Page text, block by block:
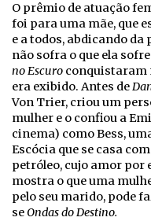
O prêmio de atuação
foi para uma mãe, que
e a todos, abdicando
não sofra o que ela
no Escuro conquistaram
era exibido. Antes de
Von Trier, criou um
mulher e o confiou a
cinema) como Bess,
Escócia que se casa
petróleo, cujo amor por
mostra o que uma
pelo seu marido, pode
seOndas do Destino.